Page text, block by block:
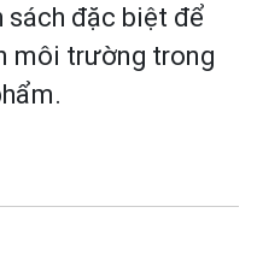
sách đặc biệt để
môi trường trong